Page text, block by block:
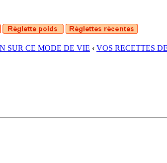
SUR CE MODE DE VIE ‹ VOS RECETTES